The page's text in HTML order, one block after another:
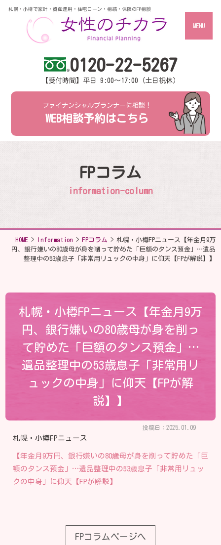
札幌・小樽で家計・資産運用・住宅ローン・相続・保険のFP相談
MENU
0120-22-5267
【受付時間】平日 9:00～17:00（土日祝休）
ファイナンシャルプランナーに相談！
WEB相談予約はこちら
FPコラム
information-column
HOME> Information > FPコラム > 札幌・小樽FPニュース【年金月9万
円、銀行嫌いの80歳母が身を削って貯めた「巨額のタンス預金」…遺品
整理中の53歳息子「非常用リュックの中身」に仰天【FPが解説】】
札幌・小樽FPニュース【年金月9万
円、銀行嫌いの80歳母が身を削っ
て貯めた「巨額のタンス預金」…
遺品整理中の53歳息子「非常用リ
ュックの中身」に仰天【FPが解
説】】
投稿日：2025.01.09
札幌・小樽FPニュース
【年金月9万円、銀行嫌いの80歳母が身を削って貯めた「巨
額のタンス預金」…遺品整理中の53歳息子「非常用リュッ
クの中身」に仰天【FPが解説】
FPコラムページへ